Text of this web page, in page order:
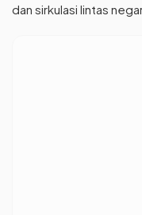
dan sirkulasi lintas